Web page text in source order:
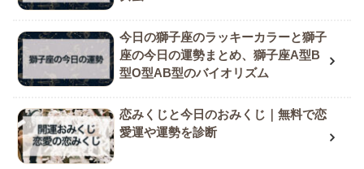
今日の獅子座のラッキーカラーと獅子
座の今日の運勢まとめ、獅子座A型B
型O型AB型のバイオリズム
恋みくじと今日のおみくじ｜無料で恋
愛運や運勢を診断